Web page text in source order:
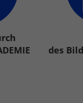
des